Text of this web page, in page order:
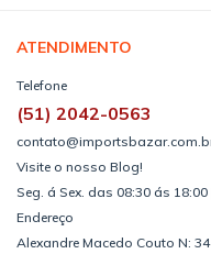
ATENDIMENTO
Telefone
(51) 2042-0563
Visite o nosso Blog!
Seg. á Sex. das 08:30 ás
Endereço
Alexandre Macedo Couto N: 34